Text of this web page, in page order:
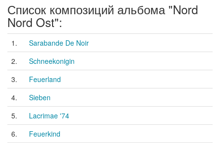
Список композиций альбома "Nord
Nord Ost":
1.
Sarabande De Noir
2.
Schneekonigin
3.
Feuerland
4.
Sieben
5.
Lacrimae '74
6.
Feuerkind